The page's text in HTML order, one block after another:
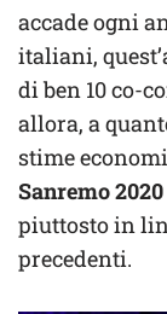
accade ogni
italiani,
di ben 10 co-
allora, a
stime
Sanremo 2020
piuttosto in
precedenti.